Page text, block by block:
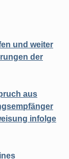
und weiter
der
aus
infolge